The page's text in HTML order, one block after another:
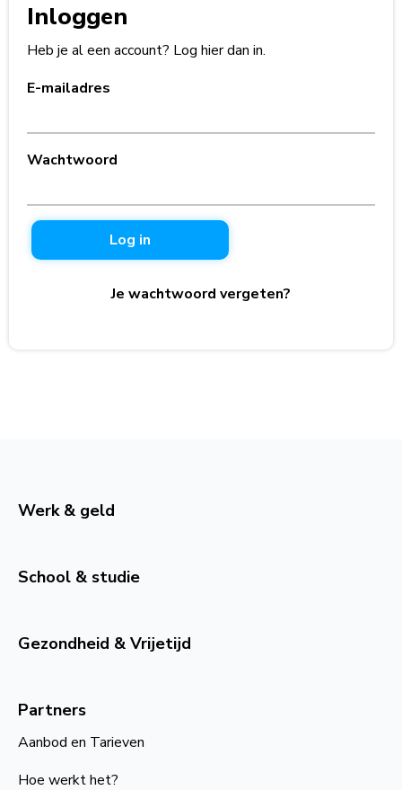
Inloggen
Heb je al een account? Log hier dan in.
E-mailadres
Wachtwoord
Log in
Je wachtwoord vergeten?
Werk & geld
School & studie
Gezondheid & Vrijetijd
Partners
Aanbod en Tarieven
Hoe werkt het?